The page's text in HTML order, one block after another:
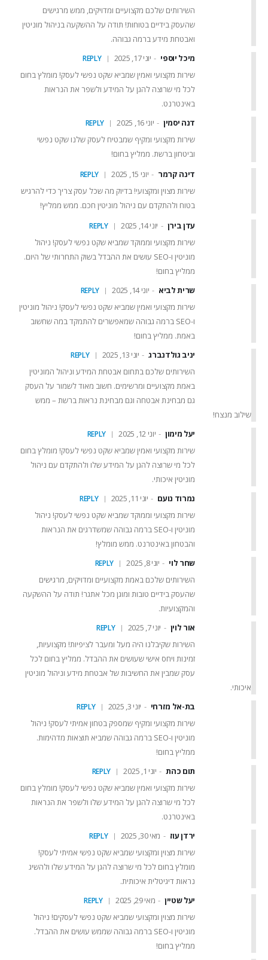
השירותים שלכם מקצועיים ומדויקים, ממש מרגישים
שהעסק בידיים בטוחות! תודה על ההשקעה בניהול מוניטין
ואבטחת מידע ברמה גבוהה.
מיכל יוספי
יוני 17, 2025 REPLY
שירות מקצועי ואמין שמביא שקט נפשי לעסק! מומלץ בחום
לכל מי שרוצה להגן על המידע ולשפר את הנראות
באינטרנט.
דנה יסמין
יוני 16, 2025 REPLY
שירות מקצועי ומקיף שמבטיח לעסק שלנו שקט נפשי
וביטחון ברשת. ממליץ בחום!
דינה קרמר
יוני 15, 2025 REPLY
שירות מצוין ומקצועי! בדיוק מה שכל עסק צריך כדי להרגיש
בטוח ולהתקדם עם ניהול מוניטין חכם. ממש ממליץ!
עדן בירן
יוני 14, 2025 REPLY
שירות מקצועי וממוקד שמביא שקט נפשי לעסק! ניהול
מוניטין ו-SEO עושים את ההבדל בשוק התחרותי של היום.
ממליץ בחום!
שרית לביא
יוני 14, 2025 REPLY
שירות מקצועי ואמין שמביא שקט נפשי לעסק! ניהול מוניטין
ו-SEO ברמה גבוהה שמאפשרים להתמקד במה שחשוב
באמת. ממליץ בחום!
יניב גולדנברג
יוני 13, 2025 REPLY
השירותים שלכם בתחום אבטחת המידע וניהול המוניטין
באמת מקצועיים ומרשימים. חשוב מאוד לשמור על העסק
גם מבחינת אבטחה וגם מבחינת נראות ברשת – ממש
שילוב מנצח!
יעל מימון
יוני 12, 2025 REPLY
שירות מקצועי ואמין שמביא שקט נפשי לעסק! מומלץ בחום
לכל מי שרוצה להגן על המידע שלו ולהתקדם עם ניהול
מוניטין איכותי.
נמרוד נועם
יוני 11, 2025 REPLY
שירות מקצועי וממוקד שמביא שקט נפשי לעסק! ניהול
מוניטין ו-SEO ברמה גבוהה שמשדרגים את הנראות
והבטחון באינטרנט. ממש מומלץ!
שחר לוי
יוני 8, 2025 REPLY
השירותים שלכם באמת מקצועיים ומדויקים, מרגישים
שהעסק בידיים טובות ומוגן מכל אתגר! תודה על ההשקעה
והמקצועיות.
אור לוין
יוני 7, 2025 REPLY
השירות שקיבלנו היה מעל ומעבר לציפיות! מקצועיות,
זמינות ויחס אישי שעושים את ההבדל. ממליץ בחום לכל
עסק שמבין את החשיבות של אבטחת מידע וניהול מוניטין
איכותי.
בת-אל מזרחי
יוני 3, 2025 REPLY
שירות מקצועי ומקיף שמספק בטחון אמיתי לעסק! ניהול
מוניטין ו-SEO ברמה גבוהה שמביא תוצאות מדהימות.
ממליץ בחום!
תום כהת
יוני 1, 2025 REPLY
שירות מקצועי ואמין שמביא שקט נפשי לעסק! מומלץ בחום
לכל מי שרוצה להגן על המידע שלו ולשפר את הנראות
באינטרנט.
ירדן עוז
מאי 30, 2025 REPLY
שירות מצוין ומקצועי שמביא שקט נפשי אמיתי לעסק!
מומלץ בחום לכל מי שרוצה להגן על המידע שלו ולהשיג
נראות דיגיטלית איכותית.
יעל שטיין
מאי 29, 2025 REPLY
שירות מצוין ומקצועי שמביא שקט נפשי לעסקים! ניהול
מוניטין ו-SEO ברמה גבוהה שממש עושים את ההבדל.
ממליץ בחום!